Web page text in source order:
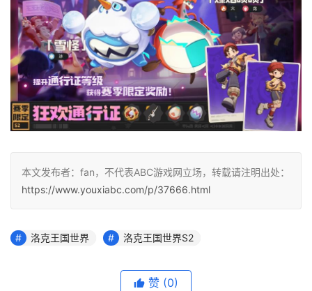
本文发布者：fan，不代表ABC游戏网立场，转载请注明出处：
https://www.youxiabc.com/p/37666.html
洛克王国世界 洛克王国世界S2
赞 (0)